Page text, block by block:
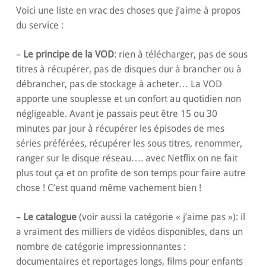
Voici une liste en vrac des choses que j’aime à propos
du service :
– Le principe de la VOD: rien à télécharger, pas de sous
titres à récupérer, pas de disques dur à brancher ou à
débrancher, pas de stockage à acheter… La VOD
apporte une souplesse et un confort au quotidien non
négligeable. Avant je passais peut être 15 ou 30
minutes par jour à récupérer les épisodes de mes
séries préférées, récupérer les sous titres, renommer,
ranger sur le disque réseau…. avec Netflix on ne fait
plus tout ça et on profite de son temps pour faire autre
chose ! C’est quand même vachement bien !
– Le catalogue(voir aussi la catégorie « j’aime pas »): il
a vraiment des milliers de vidéos disponibles, dans un
nombre de catégorie impressionnantes :
documentaires et reportages longs, films pour enfants